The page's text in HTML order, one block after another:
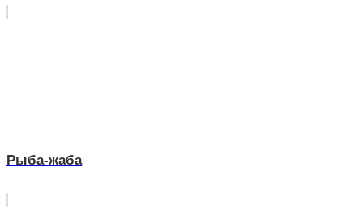
Рыба-жаба